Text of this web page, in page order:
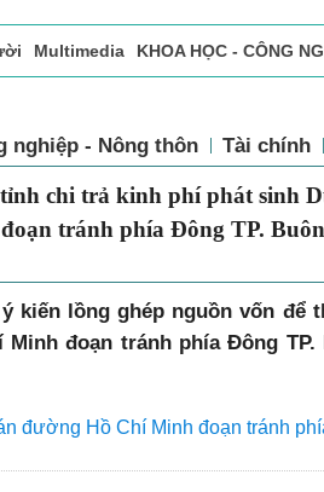
Multimedia KHOA HỌC - CÔNG
nghiệp - Nông thôn Tài chính
tỉnh chi trả kinh phí
Hồ Chí Minh đoạn
kiến lồng ghép nguồn vốn để
đoạn tránh phía Đông TP.
đường Hồ Chí Minh đoạn tránh